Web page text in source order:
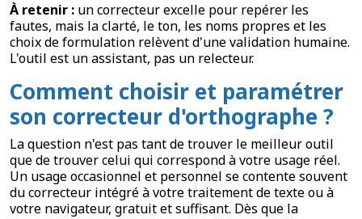
À retenir : un correcteur excelle pour repérer les
fautes, mais la clarté, le ton, les noms propres et les
choix de formulation relèvent d'une validation humaine.
L'outil est un assistant, pas un relecteur.
Comment choisir et paramétrer
son correcteur d'orthographe ?
La question n'est pas tant de trouver le meilleur outil
que de trouver celui qui correspond à votre usage réel.
Un usage occasionnel et personnel se contente souvent
du correcteur intégré à votre traitement de texte ou à
votre navigateur, gratuit et suffisant. Dès que la